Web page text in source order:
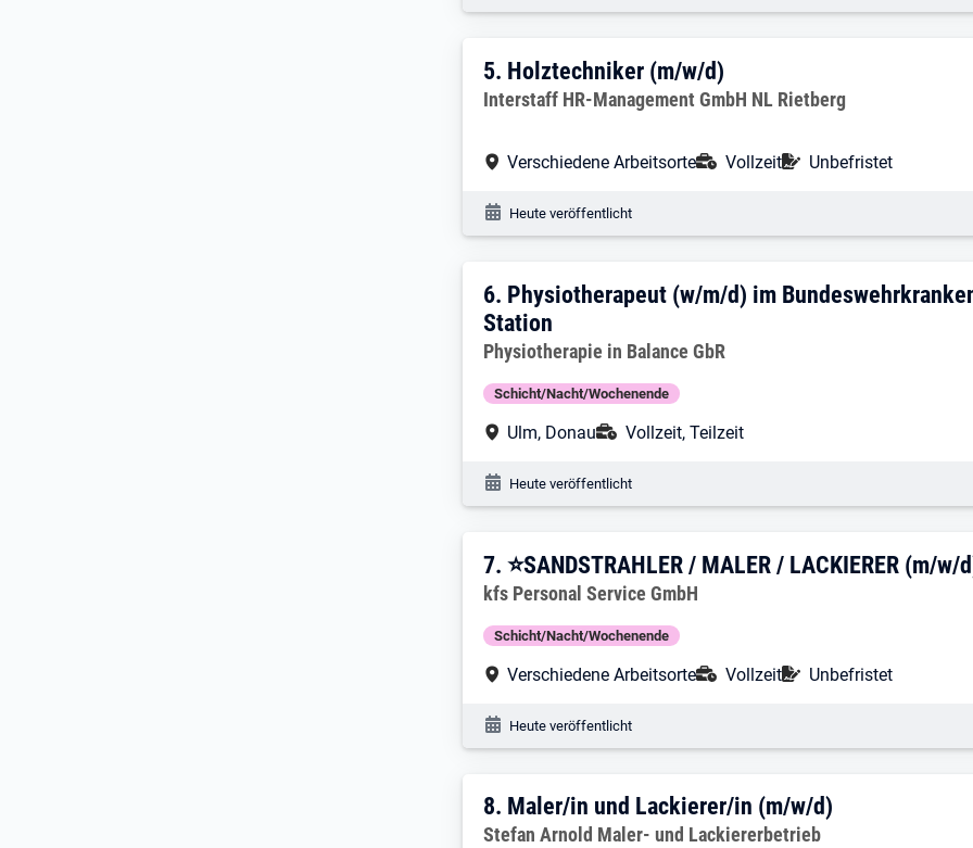
5. Ergebnis: Holztechniker (m/w/d)
5. Holztechniker (m/w/d)
Arbeitgeber:
Interstaff HR-Management GmbH NL Rietberg
Arbeitsort:
Verschiedene Arbeitsorte Anstellungsart:
Vollzeit Befristung:
Unbefristet
Veröffentlichungsdatum:
Heute veröffentlicht
6. Ergebnis: Physiotherapeut (w/m/d)
6. Physiotherapeut (w/m/d) im
Station
Arbeitgeber:
Physiotherapie in Balance GbR
Schicht/Nacht/Wochenende
Arbeitsort:
Ulm, Donau Anstellungsart:
Vollzeit, Teilzeit
Veröffentlichungsdatum:
Heute veröffentlicht
7. Ergebnis: ⭐️SANDSTRAHLER /
7.⭐️SANDSTRAHLER / MALER / LACKIERER (m/
Arbeitgeber:
kfs Personal Service GmbH
Schicht/Nacht/Wochenende
Arbeitsort:
Verschiedene Arbeitsorte Anstellungsart:
Vollzeit Befristung:
Unbefristet
Veröffentlichungsdatum:
Heute veröffentlicht
8. Ergebnis: Maler/in und Lackierer/in
8. Maler/in und Lackierer/in (m/w/d)
Arbeitgeber:
Stefan Arnold Maler- und Lackiererbetrieb